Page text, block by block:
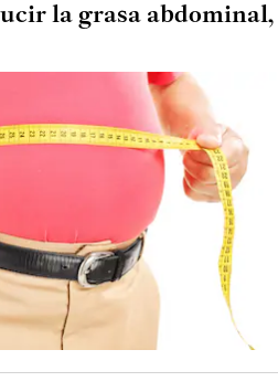
la grasa abdominal,